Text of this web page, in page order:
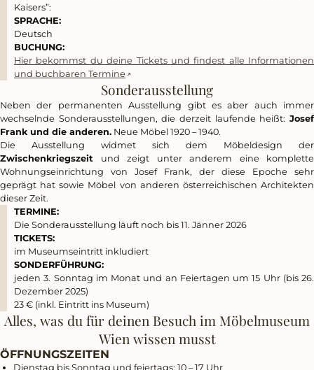
Kaisers”:
SPRACHE:
Deutsch
BUCHUNG:
Hier bekommst du deine Tickets und findest alle Informationen
und buchbaren Termine
Sonderausstellung
Neben der permanenten Ausstellung gibt es aber auch immer
wechselnde Sonderausstellungen, die derzeit laufende heißt: Josef
Frank und die anderen. Neue Möbel 1920 – 1940.
Die Ausstellung widmet sich dem Möbeldesign der
Zwischenkriegszeit und zeigt unter anderem eine komplette
Wohnungseinrichtung von Josef Frank, der diese Epoche sehr
geprägt hat sowie Möbel von anderen österreichischen Architekten
dieser Zeit.
TERMINE:
Die Sonderausstellung läuft noch bis 11. Jänner 2026
TICKETS:
im Museumseintritt inkludiert
SONDERFÜHRUNG:
jeden 3. Sonntag im Monat und an Feiertagen um 15 Uhr (bis 26.
Dezember 2025)
23 € (inkl. Eintritt ins Museum)
Alles, was du für deinen Besuch im Möbelmuseum
Wien wissen musst
ÖFFNUNGSZEITEN
Dienstag bis Sonntag und feiertags: 10 – 17 Uhr